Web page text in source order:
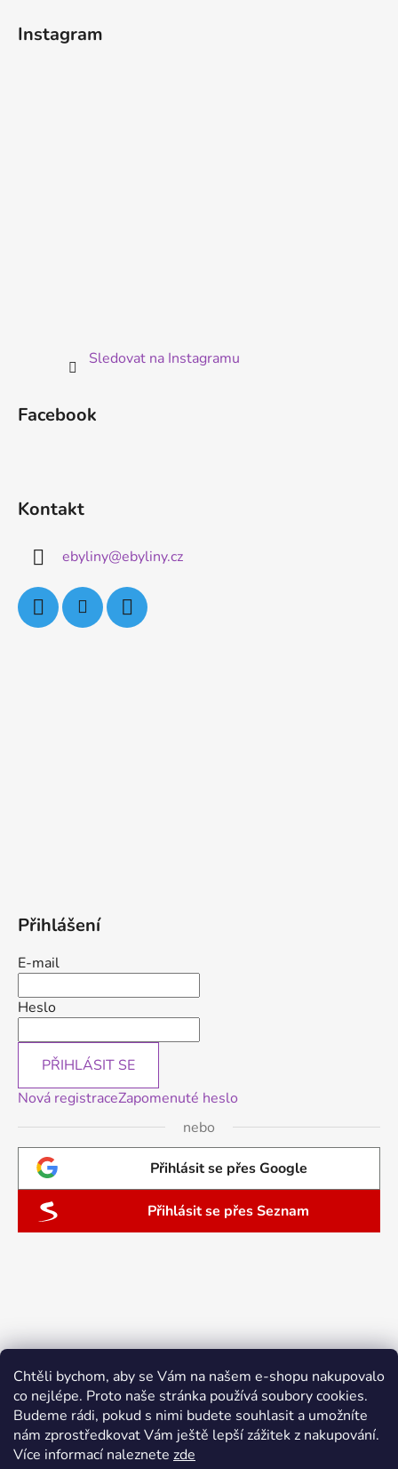
Chtěli bychom, aby se Vám na našem e-shopu nakupovalo
co nejlépe. Proto naše stránka používá soubory cookies.
Budeme rádi, pokud s nimi budete souhlasit a umožníte
nám zprostředkovat Vám ještě lepší zážitek z nakupování.
Více informací naleznete zde
Instagram
Sledovat na Instagramu
Facebook
Kontakt
ebyliny@ebyliny.cz
Přihlášení
E-mail
Heslo
PŘIHLÁSIT SE
Nová registraceZapomenuté heslo
nebo
Přihlásit se přes Google
Přihlásit se přes Seznam